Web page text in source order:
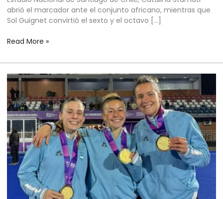
abrió el marcador ante el conjunto africano, mientras que
Sol Guignet convirtió el sexto y el octavo […]
Read More »
HOCKEY
SOBRE
CÉSPED
FEMENINO
–
MUNDIAL
JUNIOR
SANTIAGO
DE
CHILE
2025